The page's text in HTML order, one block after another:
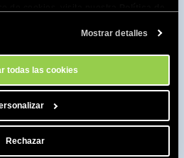
Configuración de Cookies de
Mostrar detalles
todas las cookies
Rechazar
la SiteGround